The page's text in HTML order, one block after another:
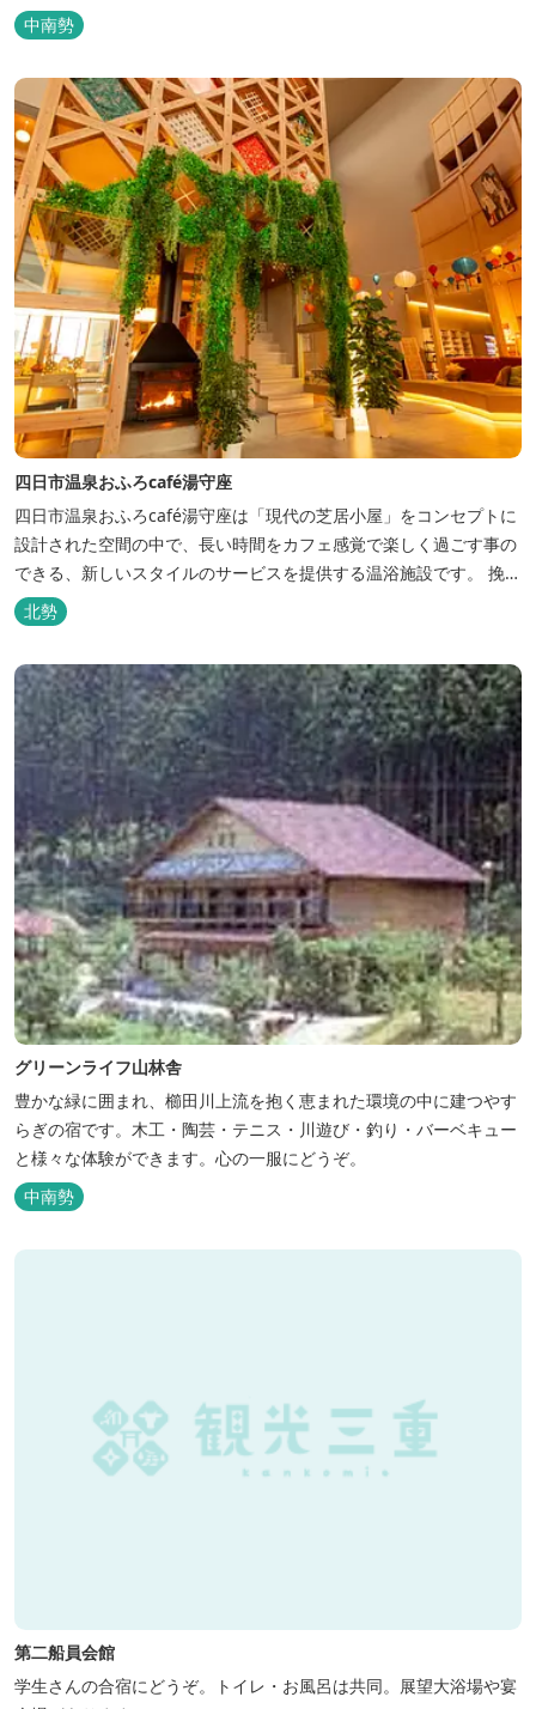
営する「キャンプスタイルの宿やまがら」へ！
中南勢
四日市温泉おふろcafé湯守座
四日市温泉おふろcafé湯守座は「現代の芝居小屋」をコンセプトに
設計された空間の中で、長い時間をカフェ感覚で楽しく過ごす事の
できる、新しいスタイルのサービスを提供する温浴施設です。 挽き
たてコーヒーやコミック、雑誌、マッサージチェア、Wi-Fiを無料
でご利用いただけます。
北勢
グリーンライフ山林舎
豊かな緑に囲まれ、櫛田川上流を抱く恵まれた環境の中に建つやす
らぎの宿です。木工・陶芸・テニス・川遊び・釣り・バーベキュー
と様々な体験ができます。心の一服にどうぞ。
中南勢
第二船員会館
学生さんの合宿にどうぞ。トイレ・お風呂は共同。展望大浴場や宴